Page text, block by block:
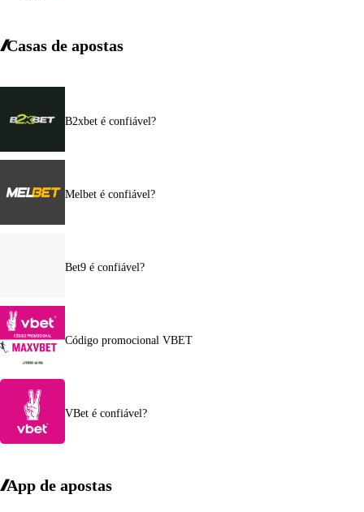
Casas de apostas
B2xbet é confiável?
Melbet é confiável?
Bet9 é confiável?
Código promocional VBET
VBet é confiável?
App de apostas